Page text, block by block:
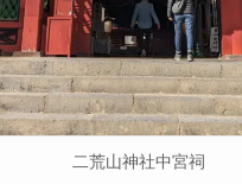
二荒山神社中宮祠